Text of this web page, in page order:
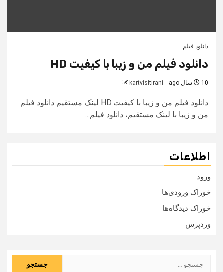
دانلود فیلم
دانلود فیلم من و زیبا با کیفیت HD
10 سال ago kartvisitirani
دانلود فیلم من و زیبا با کیفیت HD لینک مستقیم دانلود فیلم
من و زیبا با لینک مستقیم، دانلود فیلم...
اطلاعات
ورود
خوراک ورودی‌ها
خوراک دیدگاه‌ها
وردپرس